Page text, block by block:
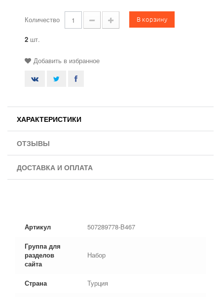
Количество В корзину
2 шт.
Добавить в избранное
ХАРАКТЕРИСТИКИ
ОТЗЫВЫ
ДОСТАВКА И ОПЛАТА
Артикул 507289778-B467
Группа для
разделов
сайта
Набор
Страна Турция